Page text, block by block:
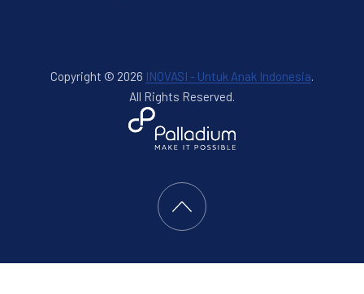
Copyright © 2026 INOVASI - Untuk Anak Indonesia.
All Rights Reserved.
FORQY
Back to Top